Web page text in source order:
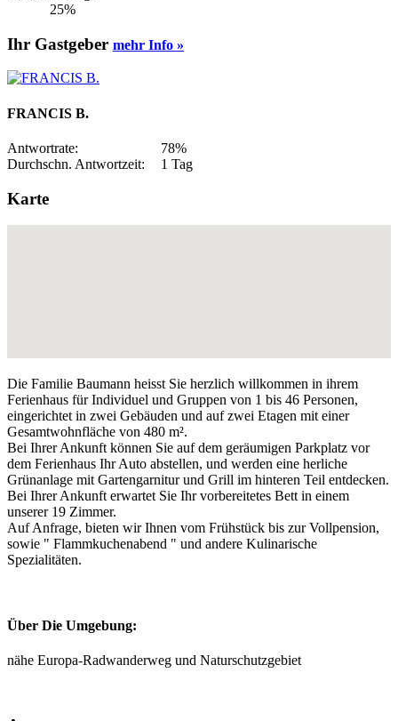
25%
Ihr Gastgeber mehr Info »
FRANCIS B.
Antwortrate:
78%
Durchschn. Antwortzeit:
1 Tag
Karte
Die Familie Baumann heisst Sie herzlich willkommen in ihrem
Ferienhaus für Individuel und Gruppen von 1 bis 46 Personen,
eingerichtet in zwei Gebäuden und auf zwei Etagen mit einer
Gesamtwohnfläche von 480 m².
Bei Ihrer Ankunft können Sie auf dem geräumigen Parkplatz vor
dem Ferienhaus Ihr Auto abstellen, und werden eine herliche
Grünanlage mit Gartengarnitur und Grill im hinteren Teil entdecken.
Bei Ihrer Ankunft erwartet Sie Ihr vorbereitetes Bett in einem
unserer 19 Zimmer.
Auf Anfrage, bieten wir Ihnen vom Frühstück bis zur Vollpension,
sowie " Flammkuchenabend " und andere Kulinarische
Spezialitäten.
Über Die Umgebung:
nähe Europa-Radwanderweg und Naturschutzgebiet